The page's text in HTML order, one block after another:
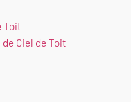
Toit
Ciel de Toit